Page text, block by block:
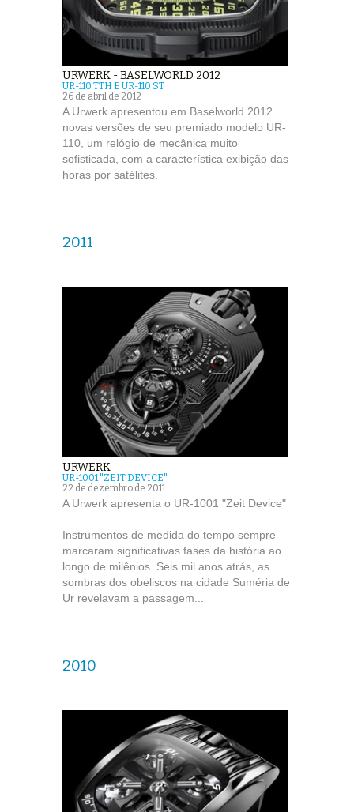
URWERK - BASELWORLD 2012
UR-110 TTH E UR-110 ST
26 de abril de 2012
A Urwerk apresentou em Baselworld 2012
novas versões de seu premiado modelo UR-
110, um relógio de mecânica muito
sofisticada, com a característica exibição das
horas por satélites.
2011
URWERK
UR-1001 "ZEIT DEVICE"
22 de dezembro de 2011
A Urwerk apresenta o UR-1001 "Zeit Device"
Instrumentos de medida do tempo sempre
marcaram significativas fases da história ao
longo de milênios. Seis mil anos atrás, as
sombras dos obeliscos na cidade Suméria de
Ur revelavam a passagem...
2010